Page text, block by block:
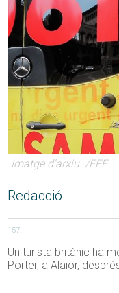
Imatge d'arxiu. /EFE
Redacció
157
Un turista britànic ha
Porter, a Alaior,